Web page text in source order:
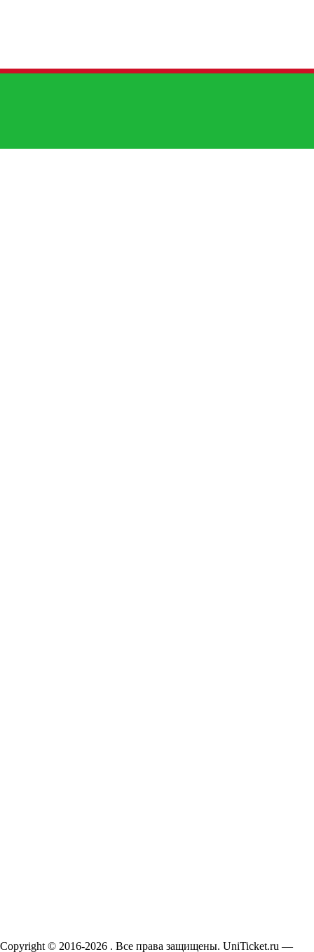
Copyright © 2016-2026 . Все права защищены. UniTicket.ru —